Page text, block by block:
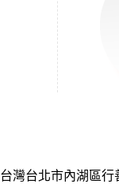
台灣台北市內湖區行